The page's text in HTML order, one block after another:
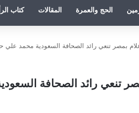
الحج والعمرة المقالات كتاب
بمصر تنعي رائد الصحافة السعودية محمد علي
بمصر تنعي رائد الصحافة